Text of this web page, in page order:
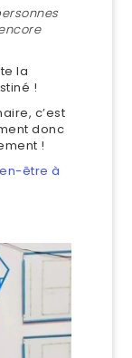
la
!
c’est
donc
!
être à